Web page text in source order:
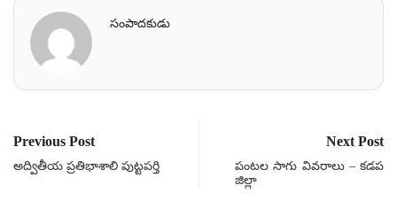
సంపాదకుడు
Previous Post
అద్వితీయ ప్రతిభాశాలి పుట్టపర్తి
Next Post
పంటల సాగు వివరాలు – కడప
జిల్లా